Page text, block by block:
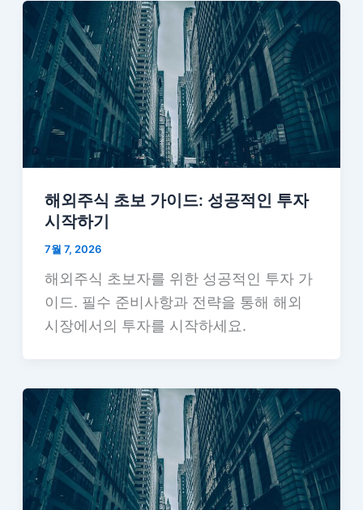
해외주식 초보 가이드: 성공적인 투자
시작하기
7월 7, 2026
해외주식 초보자를 위한 성공적인 투자 가
이드. 필수 준비사항과 전략을 통해 해외
시장에서의 투자를 시작하세요.